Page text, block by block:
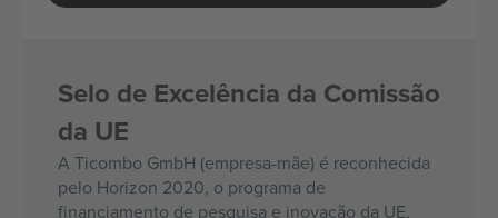
Selo de Excelência da Comissão
da UE
A Ticombo GmbH (empresa-mãe) é reconhecida
pelo Horizon 2020, o programa de
financiamento de pesquisa e inovação da UE,